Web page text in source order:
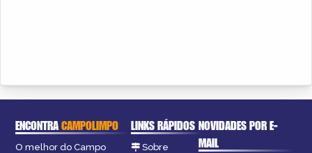
ENCONTRACAMPOLIMPO
O melhor do Campo
LINKS RÁPIDOS
Sobre
NOVIDADES POR E-
MAIL